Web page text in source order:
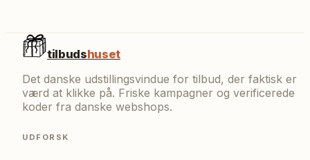
tilbudshuset
Det danske udstillingsvindue for tilbud, der faktisk er
værd at klikke på. Friske kampagner og verificerede
koder fra danske webshops.
UDFORSK